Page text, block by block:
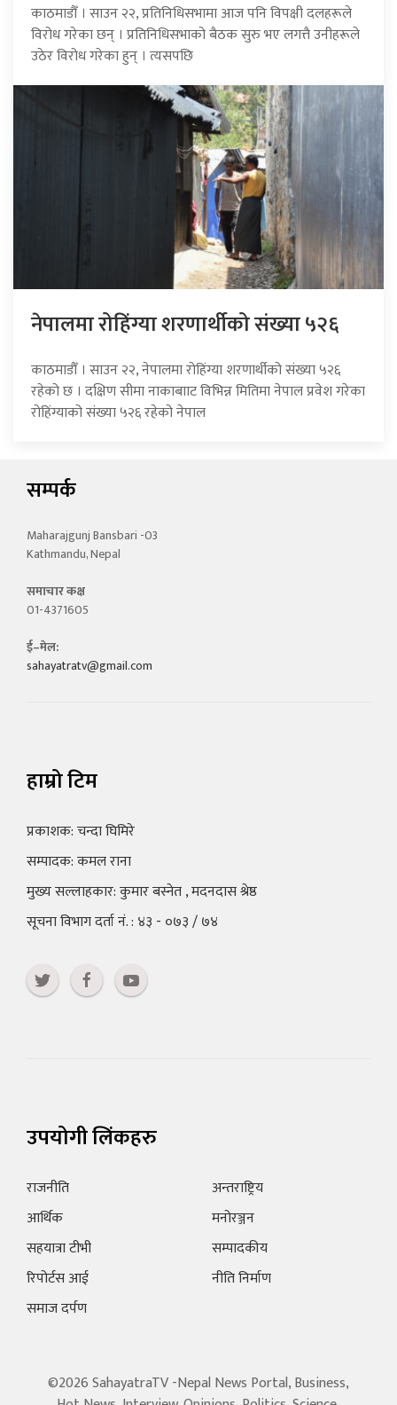
काठमाडौँ । साउन २२, प्रतिनिधिसभामा आज पनि विपक्षी दलहरूले
विरोध गरेका छन् । प्रतिनिधिसभाको बैठक सुरु भए लगत्तै उनीहरूले
उठेर विरोध गरेका हुन् । त्यसपछि
नेपालमा रोहिंग्या शरणार्थीको संख्या ५२६
काठमाडौँ । साउन २२, नेपालमा रोहिंग्या शरणार्थीको संख्या ५२६
रहेको छ । दक्षिण सीमा नाकाबााट विभिन्न मितिमा नेपाल प्रवेश गरेका
रोहिंग्याको संख्या ५२६ रहेको नेपाल
सम्पर्क
Maharajgunj Bansbari -03
Kathmandu, Nepal
समाचार कक्ष
01-4371605
ई–मेल:
sahayatratv@gmail.com
हाम्रो टिम
प्रकाशक: चन्दा घिमिरे
सम्पादक: कमल राना
मुख्य सल्लाहकार: कुमार बस्नेत , मदनदास श्रेष्ठ
सूचना विभाग दर्ता नं. : ४३ - ०७३ / ७४
उपयोगी लिंकहरु
राजनीति
आर्थिक
सहयात्रा टीभी
रिपोर्टस आई
समाज दर्पण
अन्तराष्ट्रिय
मनोरञ्जन
सम्पादकीय
नीति निर्माण
©2026 SahayatraTV -Nepal News Portal, Business,